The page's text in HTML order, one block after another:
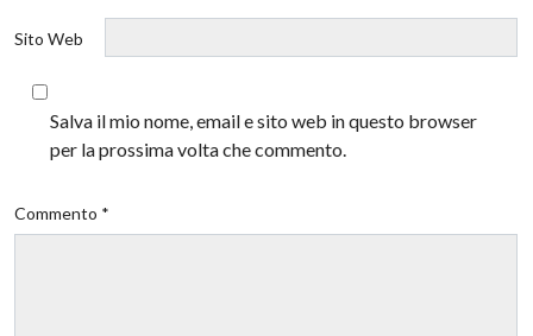
Sito Web
Salva il mio nome, email e sito web in questo browser
per la prossima volta che commento.
Commento *